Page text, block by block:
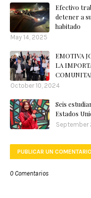
Efectivo
detener a
habitado
May 14, 2025
EMOTIVA
LA
October 10, 2024
Seis
Estados
September
PUBLICAR UN COMENTARIO
0 Comentarios